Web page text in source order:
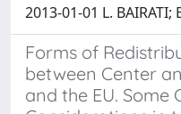
2013-01-01 L. BAIRATI;
Forms of
between Center
and the EU. Some